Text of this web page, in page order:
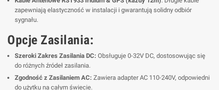
zapewniają elastyczność w instalacji i gwarantują solidny odbiór
sygnału.
Opcje Zasilania:
Szeroki Zakres Zasilania DC: Obsługuje 0-32V DC, dostosowując się
do różnych źródeł zasilania.
Zgodność z Zasilaniem AC: Zawiera adapter AC 110-240V, odpowiedni
do użytku na całym świecie.